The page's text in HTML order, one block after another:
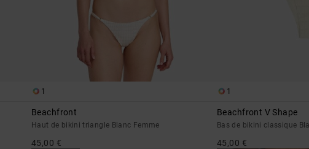
1
Beachfront
Haut de bikini triangle Blanc Femme
45,00 €
1
Beachfront V Shape
Bas de bikini classique
45,00 €